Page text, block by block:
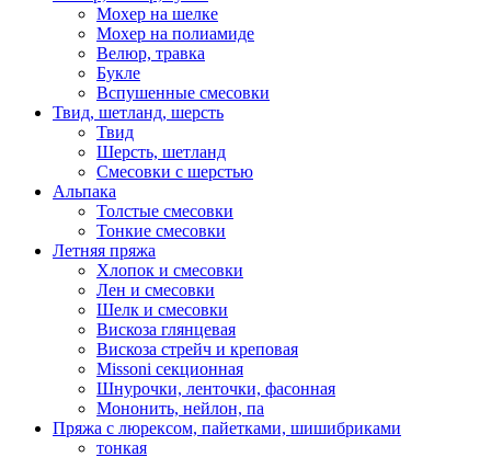
Мохер на шелке
Мохер на полиамиде
Велюр, травка
Букле
Вспушенные смесовки
Твид, шетланд, шерсть
Твид
Шерсть, шетланд
Смесовки с шерстью
Альпака
Толстые смесовки
Тонкие смесовки
Летняя пряжа
Хлопок и смесовки
Лен и смесовки
Шелк и смесовки
Вискоза глянцевая
Вискоза стрейч и креповая
Missoni секционная
Шнурочки, ленточки, фасонная
Мононить, нейлон, па
Пряжа с люрексом, пайетками, шишибриками
тонкая